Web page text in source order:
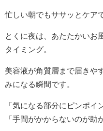
忙しい朝でもササッとケア
とくに夜は、あたたかいお
タイミング。
美容液が角質層まで届きや
みになる瞬間です。
「気になる部分にピンポイ
「手間がかからないのが助